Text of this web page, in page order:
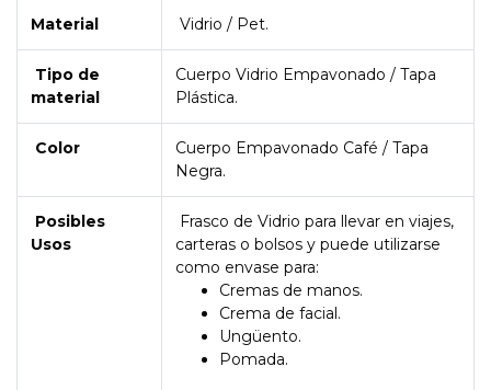
Material Vidrio / Pet.
Tipo de
material
Cuerpo Vidrio Empavonado / Tapa
Plástica.
Color
Cuerpo Empavonado Café / Tapa
Negra.
Posibles
Usos
Frasco de Vidrio para llevar en viajes,
carteras o bolsos y puede utilizarse
como envase para:
Cremas de manos.
Crema de facial.
Ungüento.
Pomada.